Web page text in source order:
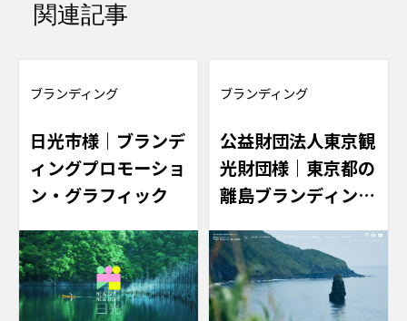
関連記事
ブランディング
日光市様｜ブランデ
ィングプロモーショ
ン・グラフィック
ブランディング
公益財団法人東京観
光財団様｜東京都の
離島ブランディング
UI/UX設計